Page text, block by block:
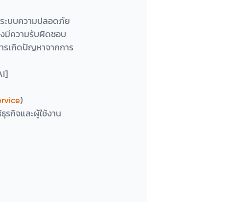
ะบบความปลอดภัย
มีความรับผิดชอบ
รเกิดปัญหาจากการ
)
กิจและผู้ใช้งาน